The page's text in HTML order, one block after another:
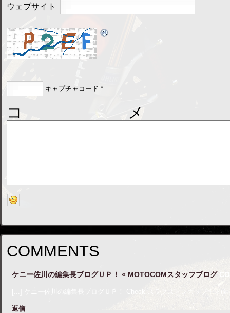
ウェブサイト
キャプチャコード *
コメ
COMMENTS
ケニー佐川の編集長ブログＵＰ！ « MOTOCOMスタッフブログ
返信